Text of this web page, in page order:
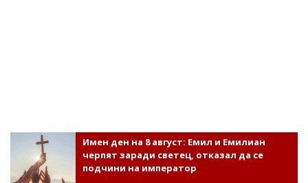
Имен ден на 8 август: Емил и Емилиан
черпят заради светец, отказал да се
подчини на император